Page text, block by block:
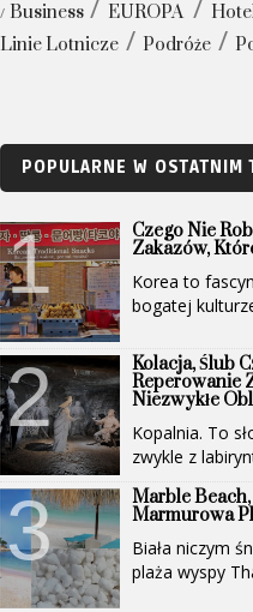
Business EUROPA
Linie Lotnicze
Podróże
POPULARNE W OSTATNIM
Czego Nie
Zakazów,
Korea to
bogatej
Kolacja, Ślub
Reperowanie
Niezwykłe
Kopalnia. To
zwykle z
Marble
Marmurowa
Biała niczym
plaża wyspy